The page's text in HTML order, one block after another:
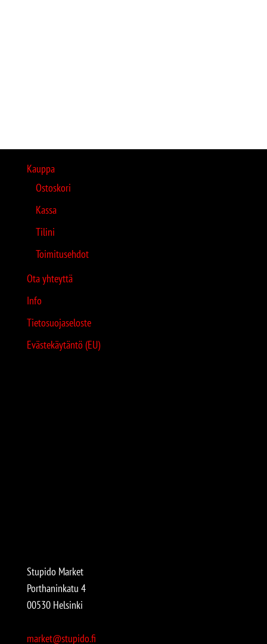
Kauppa
Ostoskori
Kassa
Tilini
Toimitusehdot
Ota yhteyttä
Info
Tietosuojaseloste
Evästekäytäntö (EU)
Stupido Market
Porthaninkatu 4
00530 Helsinki
market@stupido.fi